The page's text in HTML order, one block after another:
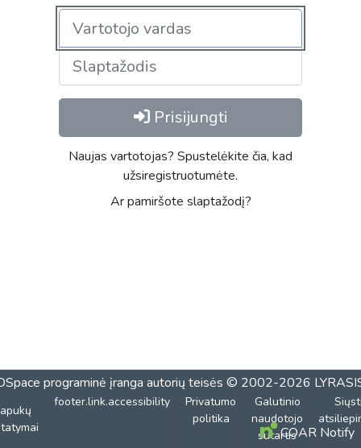
Prisijungti
Naujas vartotojas? Spustelėkite čia, kad
užsiregistruotumėte.
Ar pamiršote slaptažodį?
programinė įranga autorių teisės © 2002-2026
footer.link.accessibility
Privatumo
politika
Galutinio
naudotojo
sutartisCOAR Notify